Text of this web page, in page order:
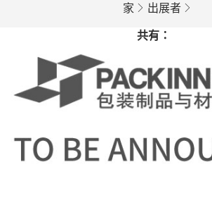
家 出展者
共有：